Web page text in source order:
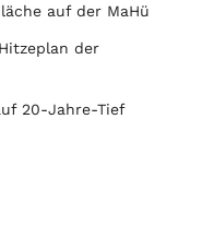
auf der MaHü
der
20-Jahre-Tief